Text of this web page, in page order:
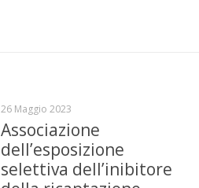
26 Maggio 2023
Associazione
dell’esposizione
selettiva dell’inibitore